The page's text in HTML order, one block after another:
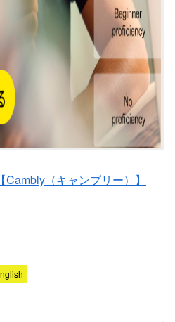
（キャンブリー）】